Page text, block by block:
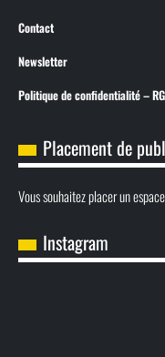
Contact
Newsletter
Politique de confidentialité –
Placement de
Vous souhaitez placer un
Instagram